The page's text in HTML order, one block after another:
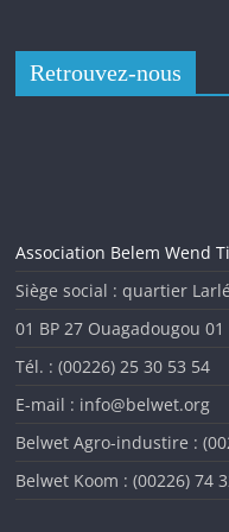
L’analyse des
au cours des
l’amélioration observée
cette situation
Retrouvez-nous
Association Belem Wend
Siège social : quartier Larlé
01 BP 27 Ouagadougou
Tél. : (00226) 25 30 53 54
E-mail : info@belwet.org
Belwet Agro-industire :
Belwet Koom : (00226) 74